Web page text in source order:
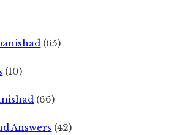
(65)
(10)
(66)
Answers (42)